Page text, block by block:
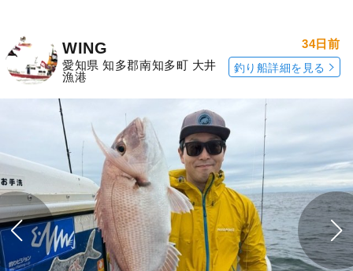
WING
愛知県 知多郡南知多町 大井
漁港
34日前
釣り船詳細を見る